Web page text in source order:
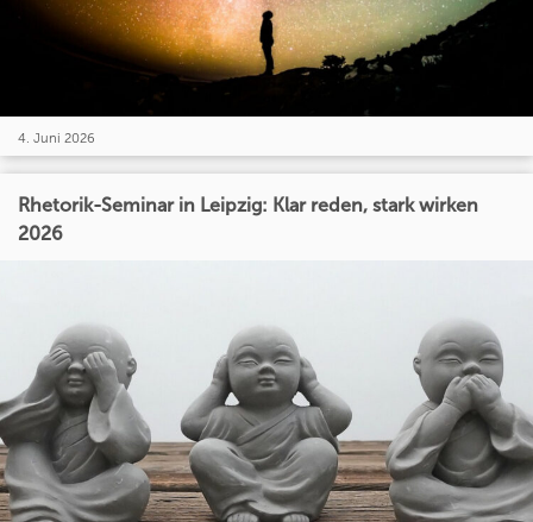
4. Juni 2026
Rhetorik-Seminar in Leipzig: Klar reden, stark wirken
2026